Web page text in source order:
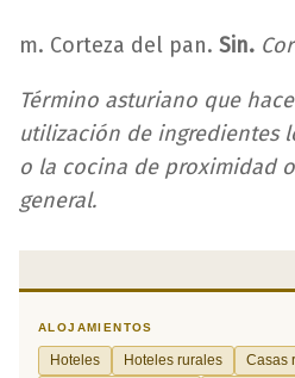
m. Corteza del pan. Sin.
Término asturiano que
utilización de ingredientes
o la cocina de proximidad
general.